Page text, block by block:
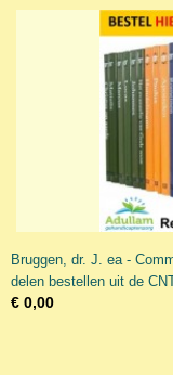
Bruggen, dr. J. ea -
delen bestellen uit de
€ 0,00